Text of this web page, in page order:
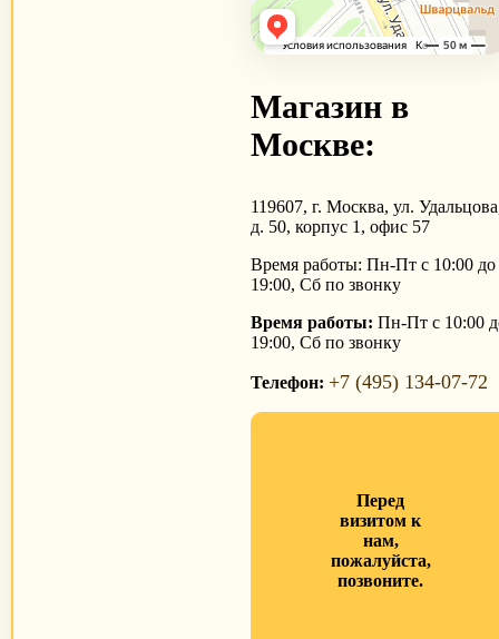
Магазин в
Москве:
119607, г. Москва, ул.
д. 50, корпус 1, офис 57
Время работы: Пн-Пт с 10:00 до
19:00, Сб по звонку
Время работы: Пн-Пт с 10:00
19:00, Сб по звонку
Телефон: +7 (495) 134-07-72
Перед
визитом к
нам,
пожалуйста,
позвоните.